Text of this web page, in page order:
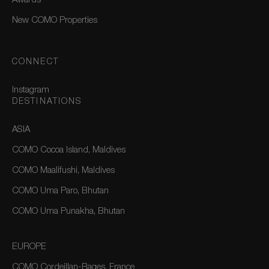
New COMO Properties
CONNECT
Instagram
DESTINATIONS
ASIA
COMO Cocoa Island, Maldives
COMO Maalifushi, Maldives
COMO Uma Paro, Bhutan
COMO Uma Punakha, Bhutan
EUROPE